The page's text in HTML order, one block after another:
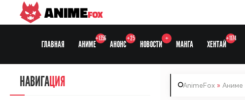
ANIMEFOX
ГЛАВНАЯ АНИМЕ
+1356
АНОНС
+25
НОВОСТИ
+
МАНГА ХЕНТАЙ
+1174
AnimeFox » Аниме
НАВИГАЦИЯ